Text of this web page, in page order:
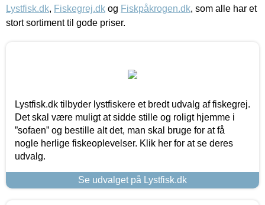
Lystfisk.dk, Fiskegrej.dk og Fiskpåkrogen.dk, som alle har et
stort sortiment til gode priser.
Lystfisk.dk tilbyder lystfiskere et bredt udvalg af fiskegrej.
Det skal være muligt at sidde stille og roligt hjemme i
”sofaen” og bestille alt det, man skal bruge for at få
nogle herlige fiskeoplevelser. Klik her for at se deres
udvalg.
Se udvalget på Lystfisk.dk